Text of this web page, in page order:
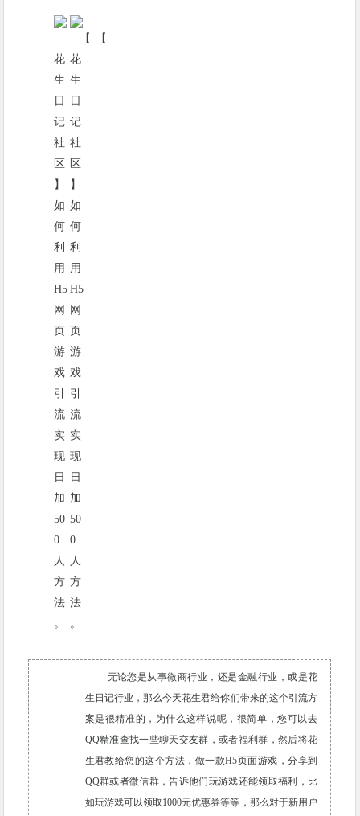
无论您是从事微商行业，还是金融行业，或是花
生日记行业，那么今天花生君给你们带来的这个引流方
案是很精准的，为什么这样说呢，很简单，您可以去
QQ精准查找一些聊天交友群，或者福利群，然后将花
生君教给您的这个方法，做一款H5页面游戏，分享到
QQ群或者微信群，告诉他们玩游戏还能领取福利，比
如玩游戏可以领取1000元优惠券等等，那么对于新用户